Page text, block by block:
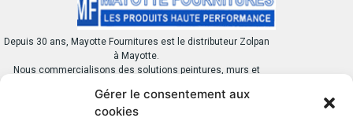
Gérer le consentement aux
cookies
Depuis 30 ans, Mayotte Fournitures est le distributeur Zolpan
à Mayotte.
Nous commercialisons des solutions peintures, murs et
bâtiments